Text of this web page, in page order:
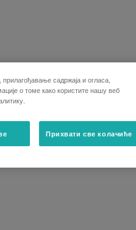
садржаја и огласа,
о томе како користите нашу веб
Прихвати све колачиће